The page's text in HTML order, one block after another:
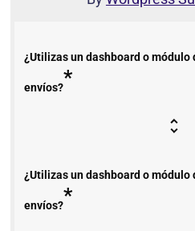
¿Utilizas un dashboard o
envíos?*
¿Utilizas un dashboard o
envíos?*